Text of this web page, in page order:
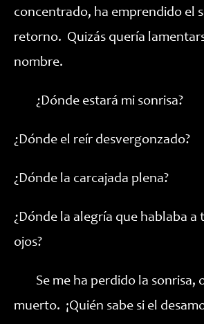
concentrado, ha emprendido el
retorno. Quizás quería
nombre.
¿Dónde estará mi sonrisa?
¿Dónde el reír desvergonzado?
¿Dónde la carcajada plena?
¿Dónde la alegría que hablaba a
ojos?
Se me ha perdido la sonrisa, o
muerto. ¡Quién sabe si el